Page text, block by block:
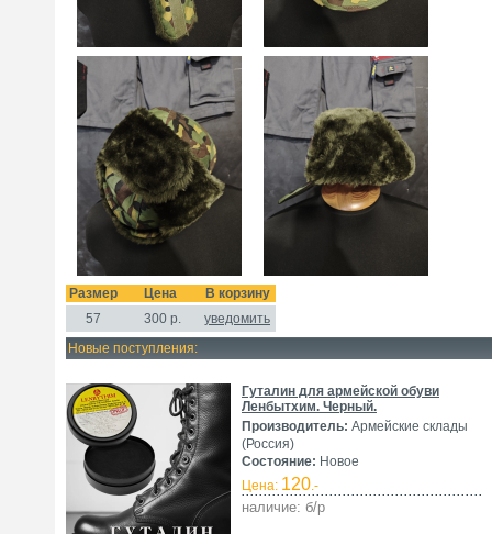
Размер Цена
В корзину
57
300 р.
уведомить
Новые поступления:
Гуталин для армейской обуви
Ленбытхим. Черный.
Производитель: Армейские склады
(Россия)
Состояние: Новое
Цена: 120.-
наличие: б/р